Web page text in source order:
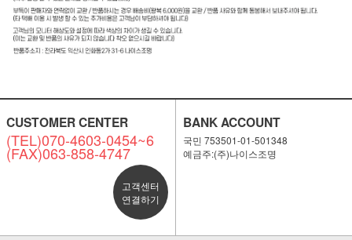
CUSTOMER CENTER
(TEL)070-4603-0454~6
(FAX)063-858-4747
고객센터
연결하기
BANK ACCOUNT
국민 753501-01-501348
예금주:(주)나이스조명